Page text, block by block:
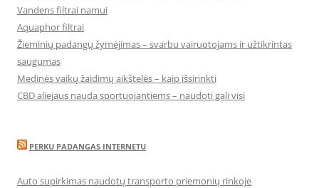
Vandens filtrai namui
Aquaphor filtrai
Žieminių padangų žymėjimas – svarbu vairuotojams ir užtikrintas
saugumas
Medinės vaikų žaidimų aikštelės – kaip išsirinkti
CBD aliejaus nauda sportuojantiems – naudoti gali visi
PERKU PADANGAS INTERNETU
Auto supirkimas naudotų transporto priemonių rinkoje